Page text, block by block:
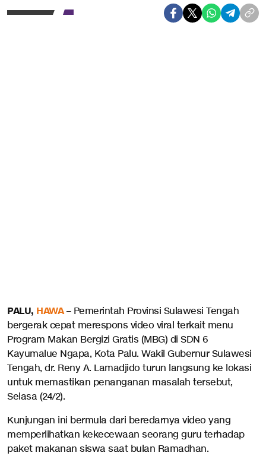
PALU, HAWA– Pemerintah Provinsi Sulawesi Tengah
bergerak cepat merespons video viral terkait menu
Program Makan Bergizi Gratis (MBG) di SDN 6
Kayumalue Ngapa, Kota Palu. Wakil Gubernur Sulawesi
Tengah, dr. Reny A. Lamadjido turun langsung ke lokasi
untuk memastikan penanganan masalah tersebut,
Selasa (24/2).
Kunjungan ini bermula dari beredarnya video yang
memperlihatkan kekecewaan seorang guru terhadap
paket makanan siswa saat bulan Ramadhan.